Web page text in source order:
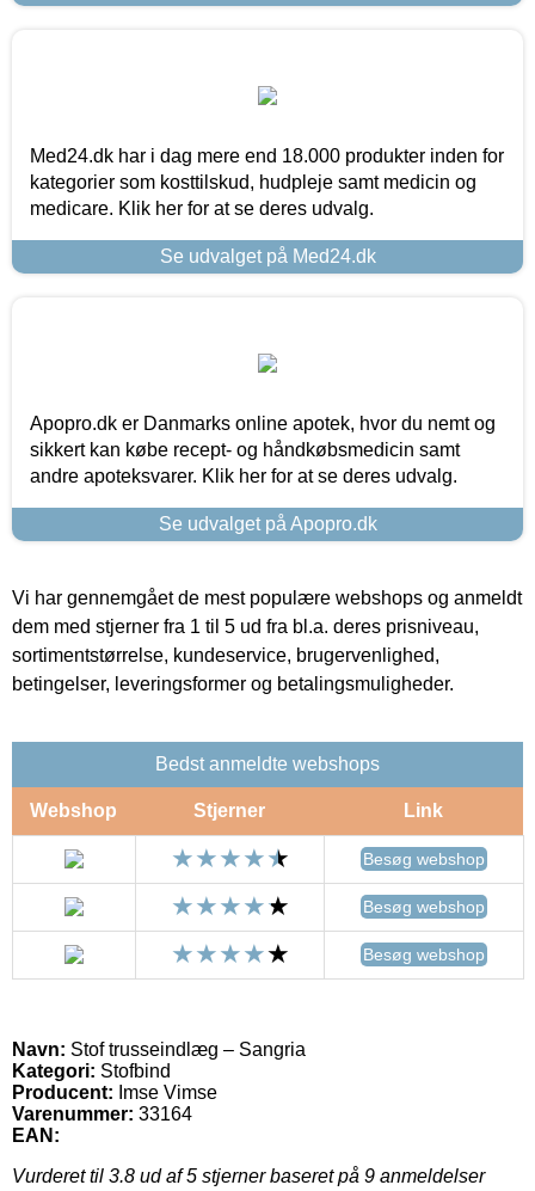
Med24.dk har i dag mere end 18.000 produkter inden for
kategorier som kosttilskud, hudpleje samt medicin og
medicare. Klik her for at se deres udvalg.
Se udvalget på Med24.dk
Apopro.dk er Danmarks online apotek, hvor du nemt og
sikkert kan købe recept- og håndkøbsmedicin samt
andre apoteksvarer. Klik her for at se deres udvalg.
Se udvalget på Apopro.dk
Vi har gennemgået de mest populære webshops og anmeldt
dem med stjerner fra 1 til 5 ud fra bl.a. deres prisniveau,
sortimentstørrelse, kundeservice, brugervenlighed,
betingelser, leveringsformer og betalingsmuligheder.
Bedst anmeldte webshops
Webshop Stjerner Link
Besøg webshop
Besøg webshop
Besøg webshop
Navn: Stof trusseindlæg – Sangria
Kategori: Stofbind
Producent: Imse Vimse
Varenummer: 33164
EAN:
Vurderet til 3.8 ud af 5 stjerner baseret på 9 anmeldelser